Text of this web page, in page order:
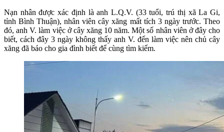
Nạn nhân được xác định là anh L.Q.V. (33 tuổi, trú thị xã La Gi,
tỉnh Bình Thuận), nhân viên cây xăng mất tích 3 ngày trước. Theo
đó, anh V. làm việc ở cây xăng 10 năm. Một số nhân viên ở đây cho
biết, cách đây 3 ngày không thấy anh V. đến làm việc nên chủ cây
xăng đã báo cho gia đình biết để cùng tìm kiếm.